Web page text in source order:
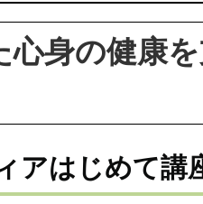
心身の健康
アはじめて講